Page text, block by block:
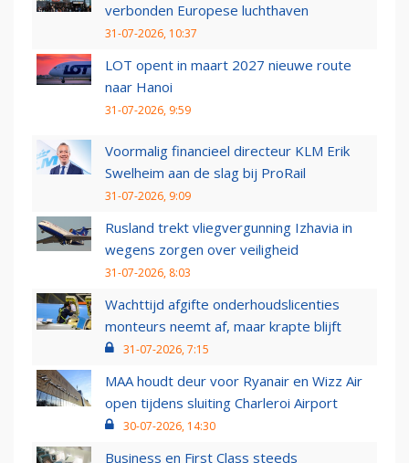
verbonden Europese luchthaven
31-07-2026, 10:37
LOT opent in maart 2027 nieuwe route
naar Hanoi
31-07-2026, 9:59
Voormalig financieel directeur KLM Erik
Swelheim aan de slag bij ProRail
31-07-2026, 9:09
Rusland trekt vliegvergunning Izhavia in
wegens zorgen over veiligheid
31-07-2026, 8:03
Wachttijd afgifte onderhoudslicenties
monteurs neemt af, maar krapte blijft
31-07-2026, 7:15
MAA houdt deur voor Ryanair en Wizz Air
open tijdens sluiting Charleroi Airport
30-07-2026, 14:30
Business en First Class steeds